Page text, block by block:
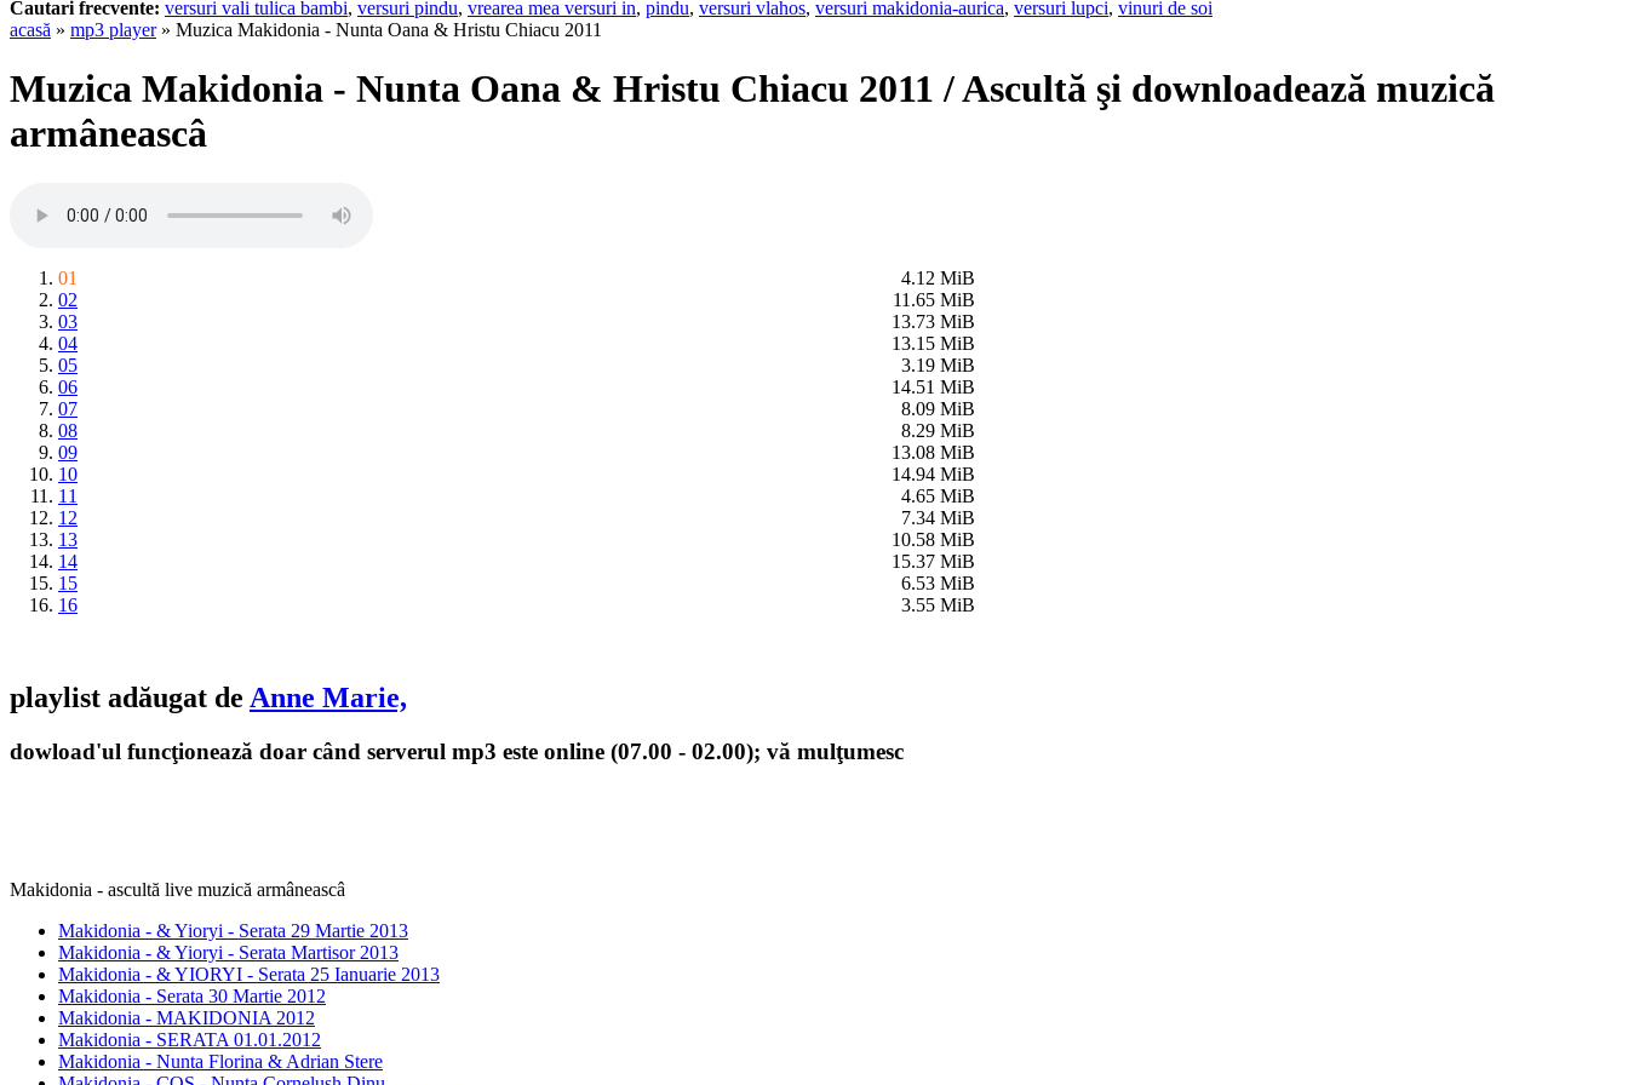
Cautari frecvente: versuri vali tulica bambi, versuri pindu, vrearea mea versuri in, pindu, versuri vlahos, versuri makidonia-aurica, versuri lupci, vinuri de soi
acasă » mp3 player» Muzica Makidonia - Nunta Oana & Hristu Chiacu 2011
Muzica Makidonia - Nunta Oana & Hristu Chiacu 2011 / Ascultă şi downloadează muzică
armâneascâ
01
4.12 MiB
02
11.65 MiB
03
13.73 MiB
04
13.15 MiB
05
3.19 MiB
06
14.51 MiB
07
8.09 MiB
08
8.29 MiB
09
13.08 MiB
10
14.94 MiB
11
4.65 MiB
12
7.34 MiB
13
10.58 MiB
14
15.37 MiB
15
6.53 MiB
16
3.55 MiB
playlist adăugat de Anne Marie,
dowload'ul funcţionează doar când serverul mp3 este online (07.00 - 02.00); vă mulţumesc
Makidonia - ascultă live muzică armâneascâ
Makidonia - & Yioryi - Serata 29 Martie 2013
Makidonia - & Yioryi - Serata Martisor 2013
Makidonia - & YIORYI - Serata 25 Ianuarie 2013
Makidonia - Serata 30 Martie 2012
Makidonia - MAKIDONIA 2012
Makidonia - SERATA 01.01.2012
Makidonia - Nunta Florina & Adrian Stere